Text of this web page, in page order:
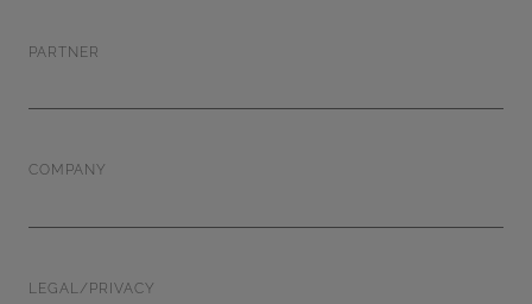
PARTNER
COMPANY
LEGAL/PRIVACY